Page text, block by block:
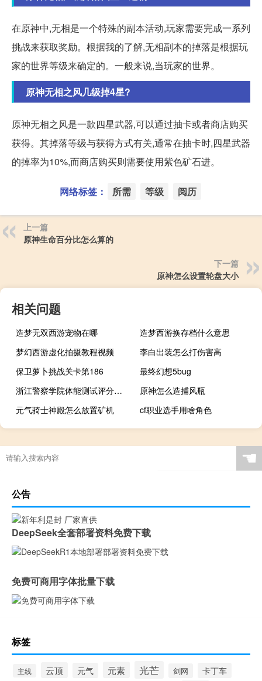
在原神中,无相是一个特殊的副本活动,玩家需要完成一系列
挑战来获取奖励。根据我的了解,无相副本的掉落是根据玩
家的世界等级来确定的。一般来说,当玩家的世界。
原神无相之风几级掉4星?
原神无相之风是一款四星武器,可以通过抽卡或者商店购买
获得。其掉落等级与获得方式有关,通常在抽卡时,四星武器
的掉率为10%,而商店购买则需要使用紫色矿石进。
网络标签： 所需 等级 阅历
上一篇
原神生命百分比怎么算的
下一篇
原神怎么设置轮盘大小
相关问题
造梦无双西游宠物在哪
造梦西游换存档什么意思
梦幻西游虚化拍摄教程视频
李白出装怎么打伤害高
保卫萝卜挑战关卡第186
最终幻想5bug
浙江警察学院体能测试评分标准
原神怎么造捕风瓶
元气骑士神殿怎么放置矿机
cf职业选手用啥角色
☚
公告
DeepSeek全套部署资料免费下载
免费可商用字体批量下载
标签
主线 云顶 元气 元素 光芒 剑网 卡丁车